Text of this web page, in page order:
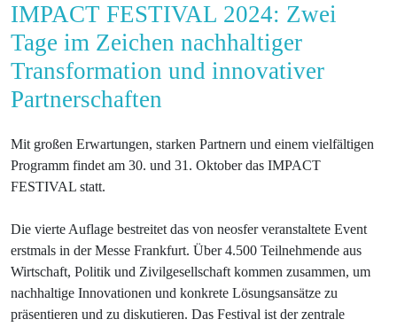
IMPACT FESTIVAL 2024: Zwei
Tage im Zeichen nachhaltiger
Transformation und innovativer
Partnerschaften
Mit großen Erwartungen, starken Partnern und einem vielfältigen
Programm findet am 30. und 31. Oktober das IMPACT
FESTIVAL statt.
Die vierte Auflage bestreitet das von neosfer veranstaltete Event
erstmals in der Messe Frankfurt. Über 4.500 Teilnehmende aus
Wirtschaft, Politik und Zivilgesellschaft kommen zusammen, um
nachhaltige Innovationen und konkrete Lösungsansätze zu
präsentieren und zu diskutieren. Das Festival ist der zentrale